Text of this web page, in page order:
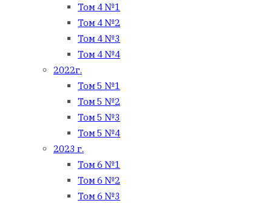
Том 4 №1
Том 4 №2
Том 4 №3
Том 4 №4
2022г.
Том 5 №1
Том 5 №2
Том 5 №3
Том 5 №4
2023 г.
Том 6 №1
Том 6 №2
Том 6 №3